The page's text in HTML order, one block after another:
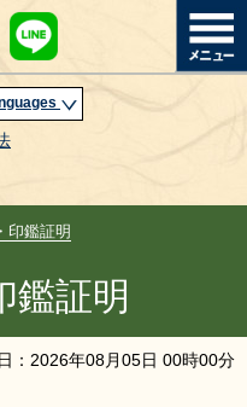
印鑑証明
鑑証明
： 2026年08月05日 00時00分